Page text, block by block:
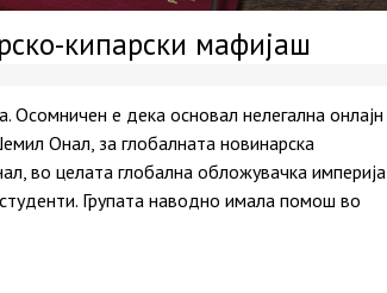
кипарски мафијаш
е дека основал нелегална онлајн
Онал, за глобалната новинарска
во целата глобална обложувачка империја
Групата наводно имала помош во